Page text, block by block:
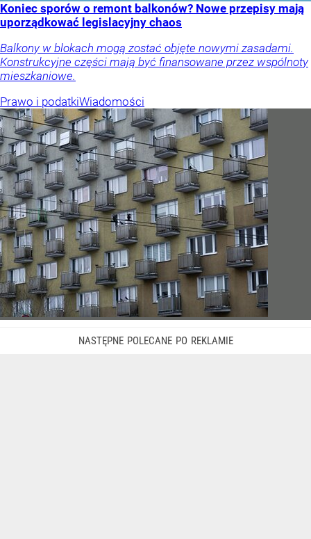
Koniec sporów o remont balkonów? Nowe przepisy mają
uporządkować legislacyjny chaos
Balkony w blokach mogą zostać objęte nowymi zasadami.
Konstrukcyjne części mają być finansowane przez wspólnoty
mieszkaniowe.
Prawo i podatkiWiadomości